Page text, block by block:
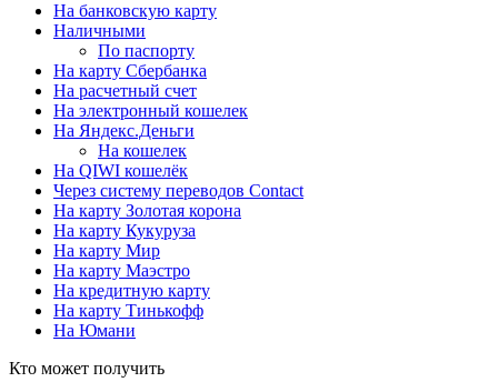
На банковскую карту
Наличными
По паспорту
На карту Сбербанка
На расчетный счет
На электронный кошелек
На Яндекс.Деньги
На кошелек
На QIWI кошелёк
Через систему переводов Contact
На карту Золотая корона
На карту Кукуруза
На карту Мир
На карту Маэстро
На кредитную карту
На карту Тинькофф
На Юмани
Кто может получить